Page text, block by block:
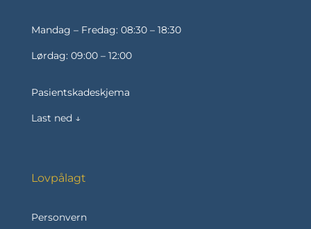
Mandag – Fredag: 08:30 – 18:30
Lørdag: 09:00 – 12:00
Pasientskadeskjema
Last ned ↓
Lovpålagt
Personvern